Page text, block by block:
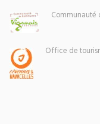
Communauté
Office de